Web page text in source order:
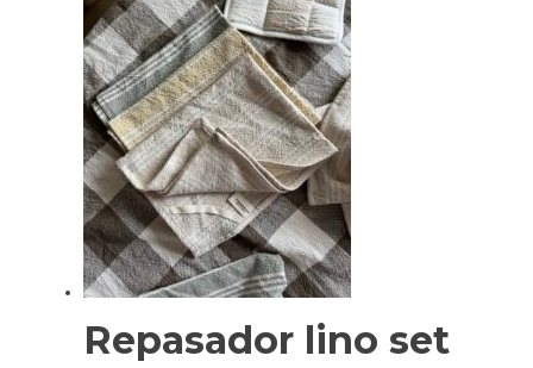
Repasador lino set